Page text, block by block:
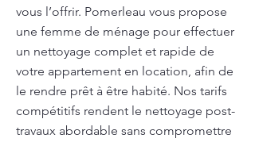
vous l’offrir. Pomerleau vous propose
une femme de ménage pour effectuer
un nettoyage complet et rapide de
votre appartement en location, afin de
le rendre prêt à être habité. Nos tarifs
compétitifs rendent le nettoyage post-
travaux abordable sans compromettre